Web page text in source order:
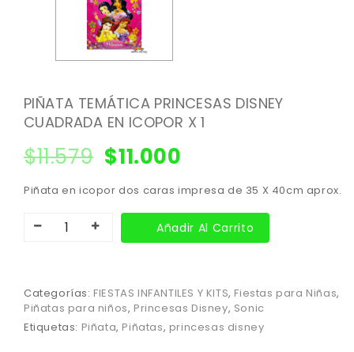
PIÑATA TEMÁTICA PRINCESAS DISNEY
CUADRADA EN ICOPOR X 1
$11.579 $11.000
Piñata en icopor dos caras impresa de 35 X 40cm aprox.
Añadir Al Carrito
Categorías: FIESTAS INFANTILES Y KITS, Fiestas para Niñas,
Piñatas para niños, Princesas Disney, Sonic
Etiquetas: Piñata, Piñatas, princesas disney